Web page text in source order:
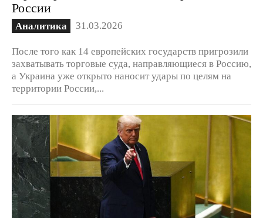
России
Аналитика 31.03.2026
После того как 14 европейских государств пригрозили
захватывать торговые суда, направляющиеся в Россию,
а Украина уже открыто наносит удары по целям на
территории России,...